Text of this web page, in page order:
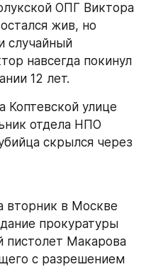
ОПГ Виктора
жив, но
случайный
навсегда покинул
12 лет.
Коптевской улице
отдела НПО
скрылся через
вторник в Москве
прокуратуры
пистолет Макарова
с разрешением